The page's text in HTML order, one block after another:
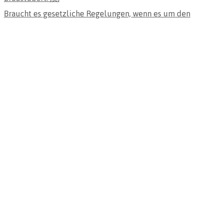
Braucht es gesetzliche Regelungen, wenn es um den